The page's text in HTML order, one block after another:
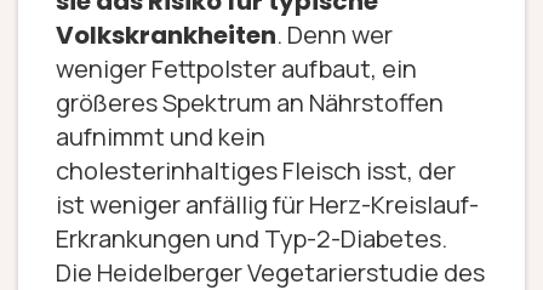
Volkskrankheiten. Denn wer
weniger Fettpolster aufbaut, ein
größeres Spektrum an Nährstoffen
aufnimmt und kein
cholesterinhaltiges Fleisch isst, der
ist weniger anfällig für Herz-Kreislauf-
Erkrankungen und Typ-2-Diabetes.
Die Heidelberger Vegetarierstudie des